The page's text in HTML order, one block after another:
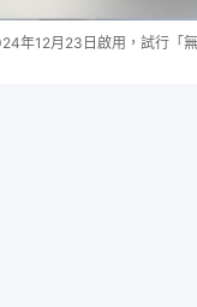
年12月23日啟用，試行「